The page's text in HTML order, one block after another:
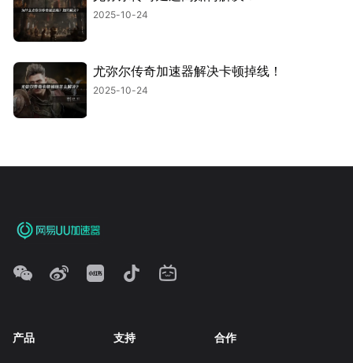
2025-10-24
尤弥尔传奇加速器解决卡顿掉线！
2025-10-24
产品 支持 合作